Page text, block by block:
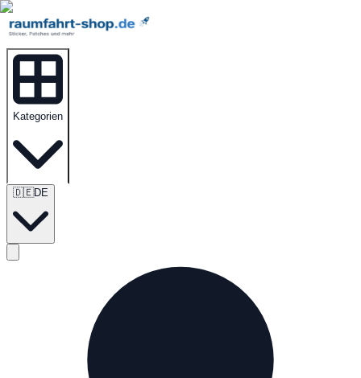
Kategorien
🇩🇪DE